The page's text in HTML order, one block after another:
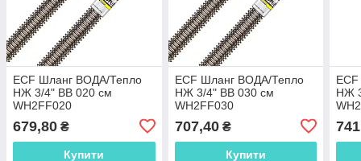
ECF Шланг ВОДА/Тепло
НЖ 3/4" ВВ 020 см
WH2FF020
679,80 ₴
Купити
ECF Шланг ВОДА/Тепло
НЖ 3/4" ВВ 030 см
WH2FF030
707,40₴
Купити
НЖ